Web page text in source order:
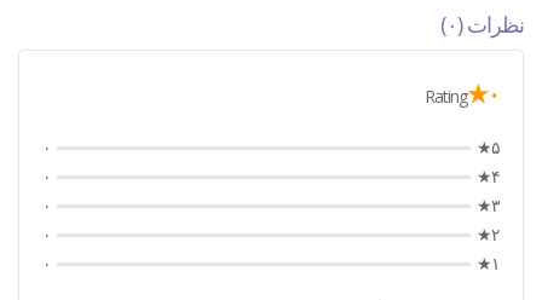
نظرات (۰)
۰★ Rating
۵★
۰
۴★
۰
۳★
۰
۲★
۰
۱★
۰